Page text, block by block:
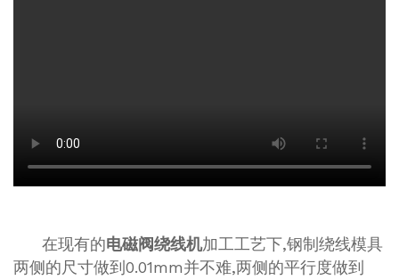
在现有的电磁阀绕线机加工工艺下,钢制绕线模具
两侧的尺寸做到0.01mm并不难,两侧的平行度做到